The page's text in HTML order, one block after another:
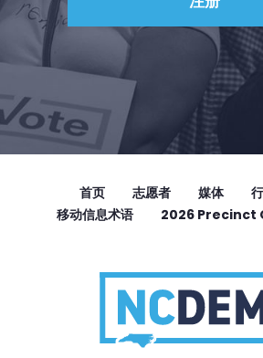
首页 志愿者 媒体
移动信息术语
2026